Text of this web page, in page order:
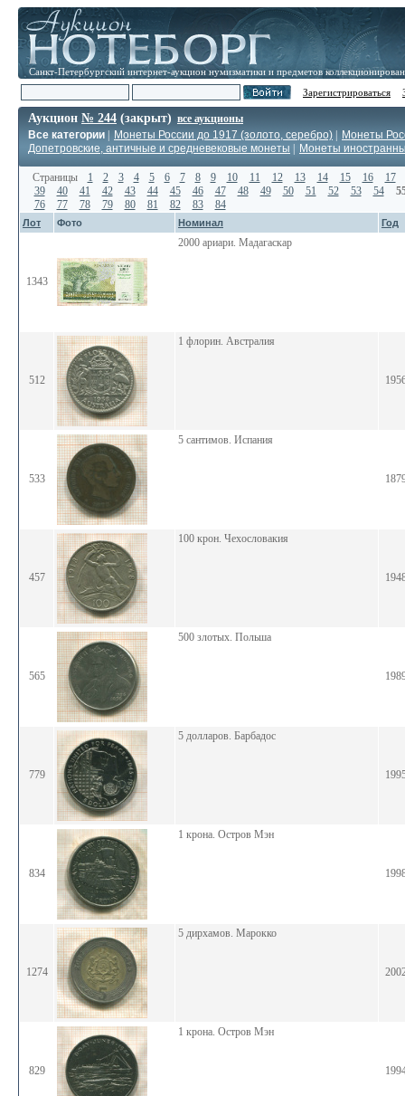
Санкт-Петербургский интернет-аукцион нумизматики и предметов
Зарегистрироваться
Аукцион № 244 (закрыт) все аукционы
Все категории
Монеты России до 1917 (золото, серебро)
Монеты
Допетровские, античные и средневековые монеты
Монеты
Страницы 1 2 3 4 5 6 7 8 9 10 11 12 13 14 15 16
17
39
40 41 42 43 44 45 46 47 48 49 50 51 52 53 54
76
77 78 79 80 81 82 83 84
Лот Фото Номинал Год
1343
2000 ариари. Мадагаскар
512
1 флорин. Австралия
533
5 сантимов. Испания
457
100 крон. Чехословакия
565
500 злотых. Польша
779
5 долларов. Барбадос
834
1 крона. Остров Мэн
1274
5 дирхамов. Марокко
829
1 крона. Остров Мэн